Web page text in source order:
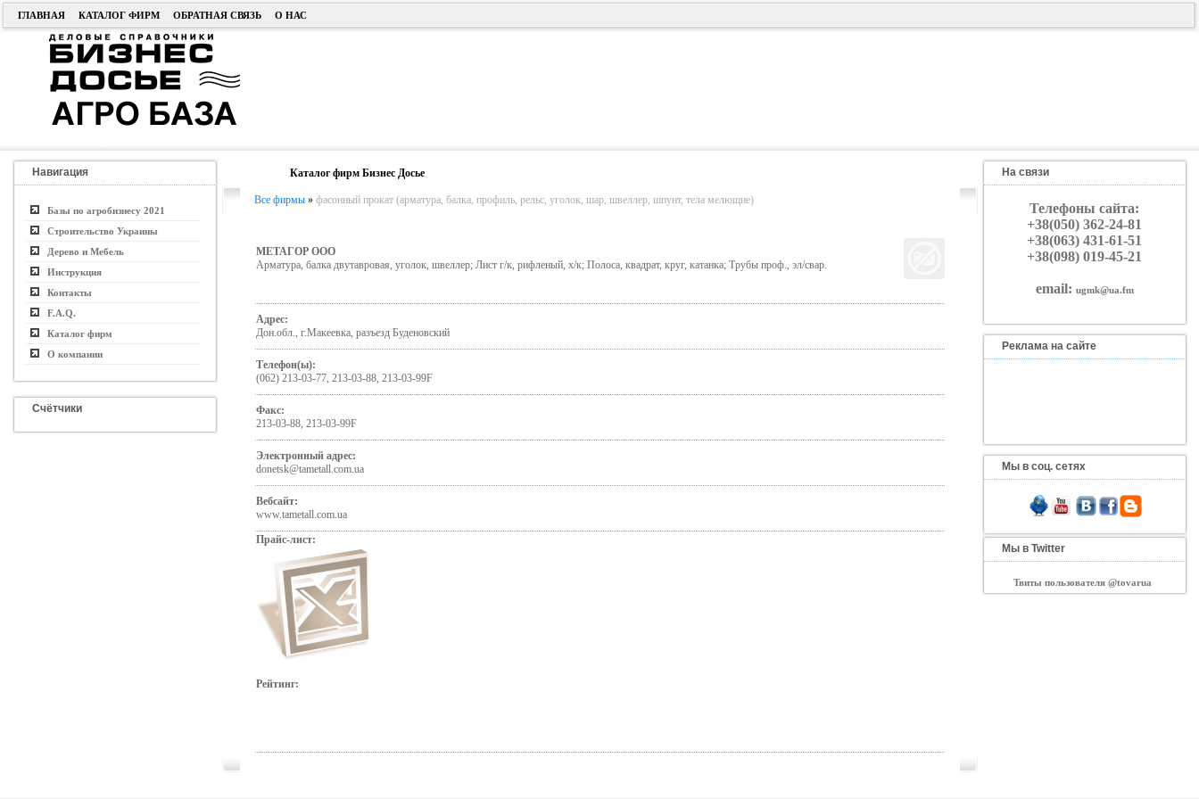
ГЛАВНАЯ КАТАЛОГ ФИРМ ОБРАТНАЯ СВЯЗЬ О НАС
Навигация
Базы по агробизнесу 2021
Строительство Украины
Дерево и Мебель
Инструкция
Контакты
F.A.Q.
Каталог фирм
О компании
Счётчики
Каталог фирм Бизнес Досье
Все фирмы» фасонный прокат (арматура, балка, профиль, рельс, уголок, шар, швеллер, шпунт, тела мелющие)
МЕТАГОР ООО
Арматура, балка двутавровая, уголок, швеллер; Лист г/к, рифленый, х/к; Полоса, квадрат, круг, катанка; Трубы проф., эл/свар.
Адрес:
Дон.обл., г.Макеевка, разъезд Буденовский
Телефон(ы):
(062) 213-03-77, 213-03-88, 213-03-99F
Факс:
213-03-88, 213-03-99F
Электронный адрес:
donetsk@tametall.com.ua
Вебсайт:
www.tametall.com.ua
Прайс-лист:
Рейтинг:
На связи
Телефоны сайта:
+38(050) 362-24-81
+38(063) 431-61-51
+38(098) 019-45-21
email: ugmk@ua.fm
Реклама на сайте
Мы в соц. сетях
Мы в Twitter
Твиты пользователя @tovarua